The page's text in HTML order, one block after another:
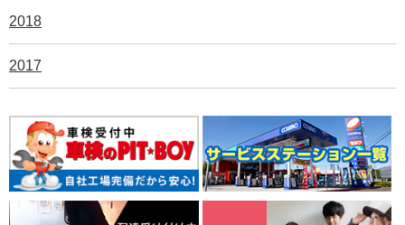
2018
2017